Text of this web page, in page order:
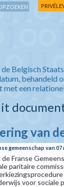
Belgisch
behandeld
een
van
gemeenschap van 07
Franse
paritaire
voor sociale